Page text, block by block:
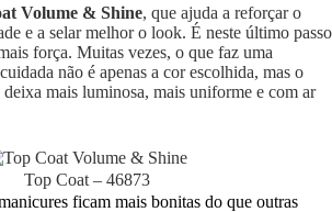
Volume & Shine, que ajuda a reforçar o
e a selar melhor o look. É neste último passo
força. Muitas vezes, o que faz uma
não é apenas a cor escolhida, mas o
mais luminosa, mais uniforme e com ar
Top Coat – 46873
ficam mais bonitas do que outras